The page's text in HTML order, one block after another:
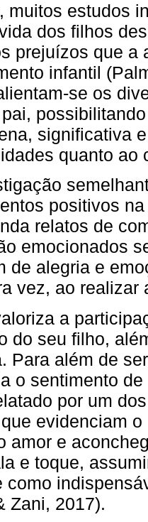
muitos estudos
dos filhos
prejuízos que a
infantil
se os
significativa
quanto ao
positivos
relatos de
emocionados
de alegria e
vez, ao realizar
a
do seu filho,
Para além de
o sentimento
por um
evidenciam
amor e
e toque,
como
Zani, 2017).